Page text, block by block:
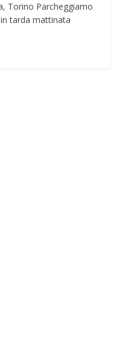
Torino Parcheggiamo
in tarda mattinata